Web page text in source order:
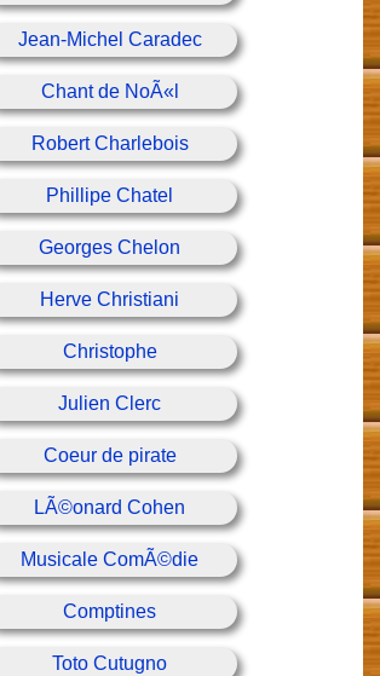
Jean-Michel Caradec
Chant de NoÃ«l
Robert Charlebois
Phillipe Chatel
Georges Chelon
Herve Christiani
Christophe
Julien Clerc
Coeur de pirate
LÃ©onard Cohen
Musicale ComÃ©die
Comptines
Toto Cutugno